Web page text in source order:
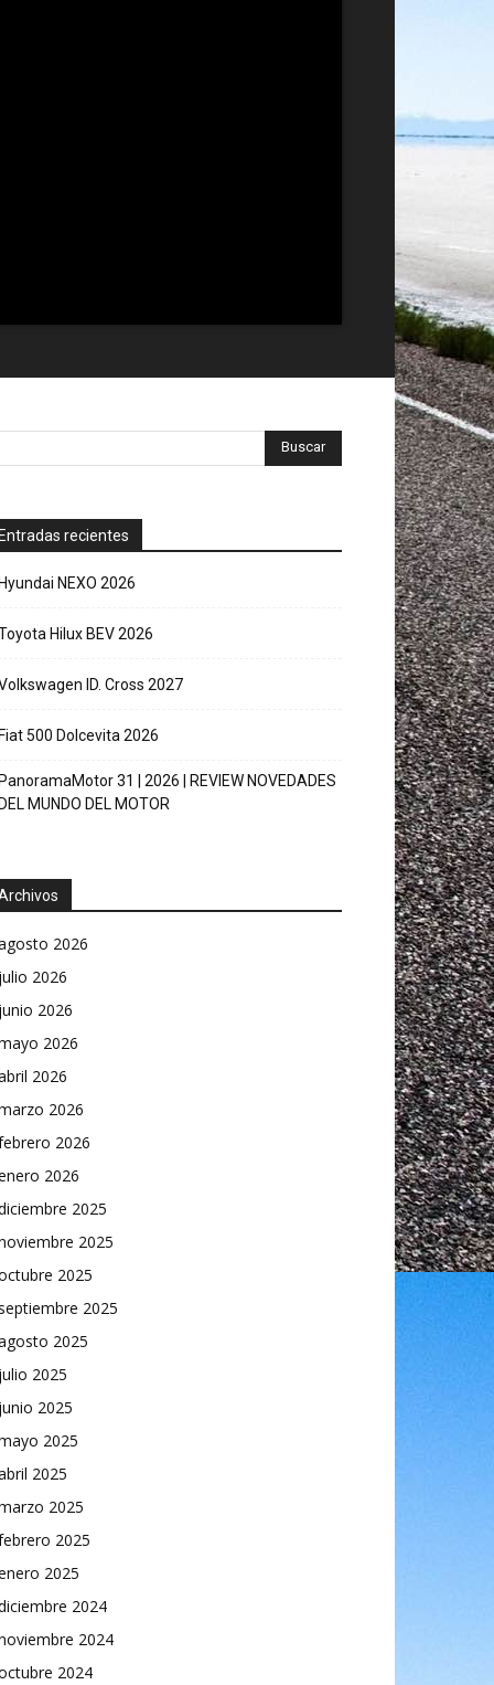
recientes
NEXO 2026
Hilux BEV 2026
ID. Cross 2027
500 Dolcevita 2026
31 | 2026 | REVIEW NOVEDADES
MUNDO DEL MOTOR
2026
2026
2026
2026
2026
2026
2026
2026
2025
2025
2025
2025
2025
2025
2025
2025
2025
2025
2025
2025
2024
2024
2024